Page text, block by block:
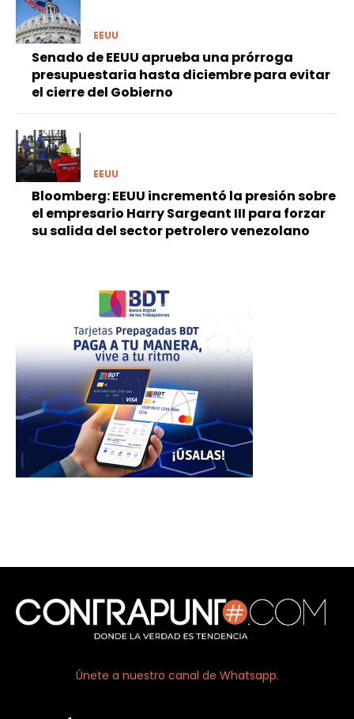
EEUU
Senado de EEUU aprueba una prórroga
presupuestaria hasta diciembre para evitar
el cierre del Gobierno
EEUU
Bloomberg: EEUU incrementó la presión sobre
el empresario Harry Sargeant III para forzar
su salida del sector petrolero venezolano
Únete a nuestro canal de Whatsapp.